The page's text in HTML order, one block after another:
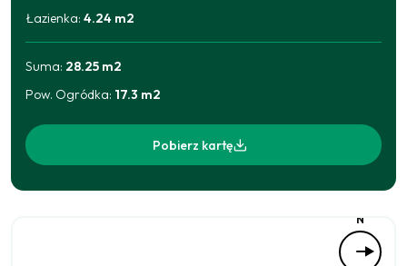
Łazienka:4.24 m2
Suma: 28.25 m2
Pow. Ogródka: 17.3 m2
Pobierz kartę
N